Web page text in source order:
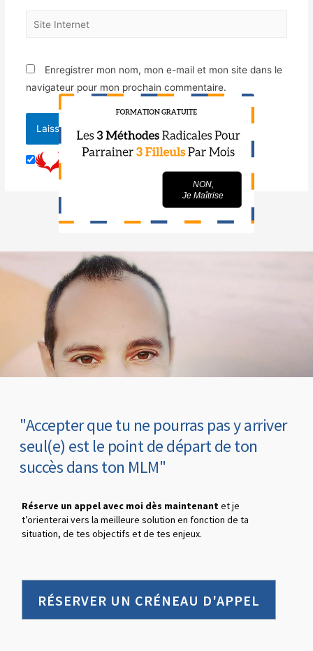
Enregistrer mon nom, mon e-mail et mon site dans le
navigateur pour mon prochain commentaire.
"Accepter que tu ne pourras pas y arriver
seul(e) est le point de départ de ton
succès dans ton MLM"
Réserve un appel avec moi dès maintenantet je
t’orienterai vers la meilleure solution en fonction de ta
situation, de tes objectifs et de tes enjeux.
RÉSERVER UN CRÉNEAU D'APPEL
NON,
Je Maîtrise